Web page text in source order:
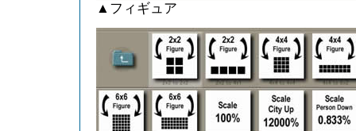
▲フィギュア